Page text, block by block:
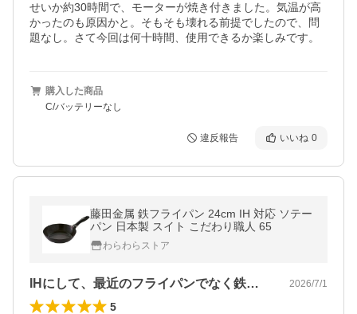
せいか約30時間で、モーターが焼き付きました。気温が高
かったのも原因かと。そもそも壊れる前提でしたので、問
題なし。さて今回は何十時間、使用できるか楽しみです。
購入した商品
C/バッテリーなし
違反報告 いいね 0
藤田金属 鉄フライパン 24cm IH 対応 ソテー
パン 日本製 スイト こだわり職人 65
わらわらストア
IHにして、最近のフライパンでなく鉄フ… 2026/7/1
5